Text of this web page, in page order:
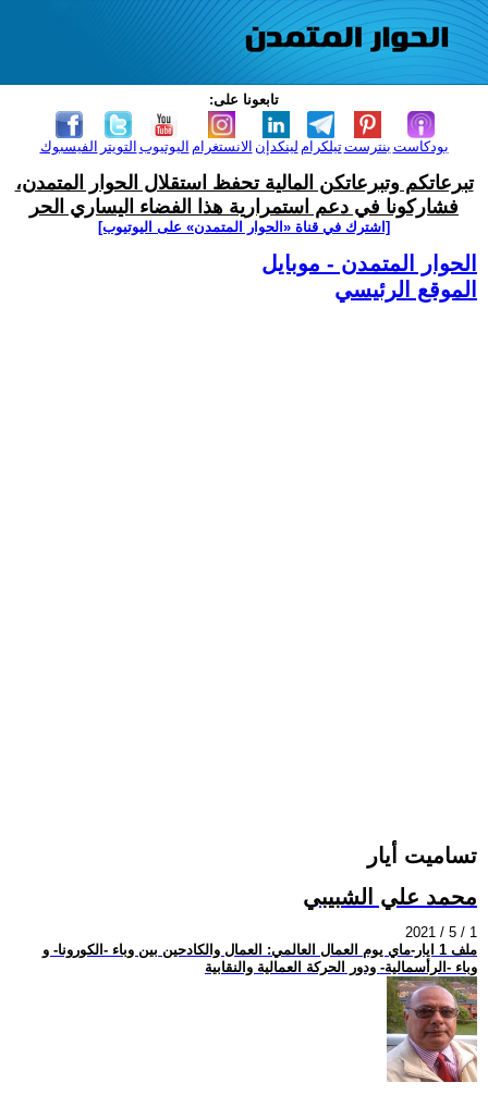
تابعونا على:
الفيسبوك التويتر اليوتيوب الانستغرام لينكدإن تيلكرامبنترست بودكاست
تبرعاتكم وتبرعاتكن المالية تحفظ استقلال الحوار المتمدن،
فشاركونا في دعم استمرارية هذا الفضاء اليساري الحر
[اشترك في قناة ‫«الحوار المتمدن» على اليوتيوب]
الحوار المتمدن - موبايل
الموقع الرئيسي
تساميت أيار
محمد علي الشبيبي
2021 / 5 / 1
ملف 1 ايار-ماي يوم العمال العالمي: العمال والكادحين بين وباء -الكورونا- و
وباء -الرأسمالية- ودور الحركة العمالية والنقابية